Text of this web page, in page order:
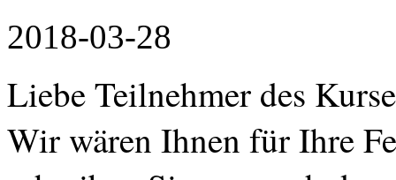
2018-03-28
Liebe Teilnehmer des
Wir wären Ihnen für Ihre